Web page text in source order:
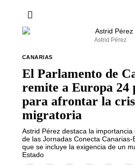
Astrid Pérez
CANARIAS
El Parlamento de
remite a Europa 24
para afrontar la
migratoria
Astrid Pérez destaca la
de las Jornadas Conecta Canarias-
que se incluye la exigencia de un
Estado